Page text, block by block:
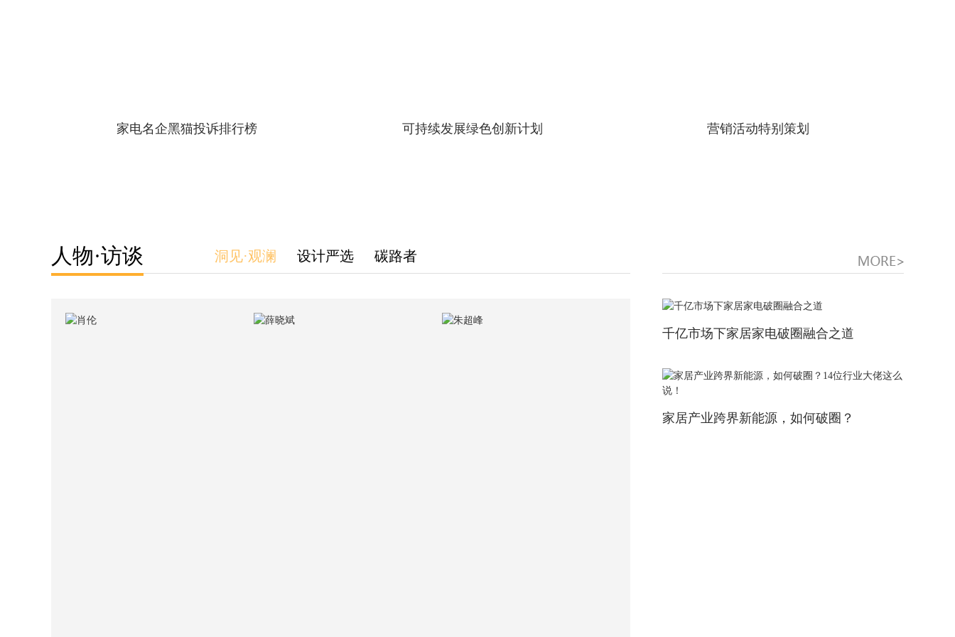
家电名企黑猫投诉排行榜 可持续发展绿色创新计划 营销活动特别策划
人物·访谈 洞见·观澜 设计严选 碳路者
千亿市场下家居家电破圈融合之道
家居产业跨界新能源，如何破圈？